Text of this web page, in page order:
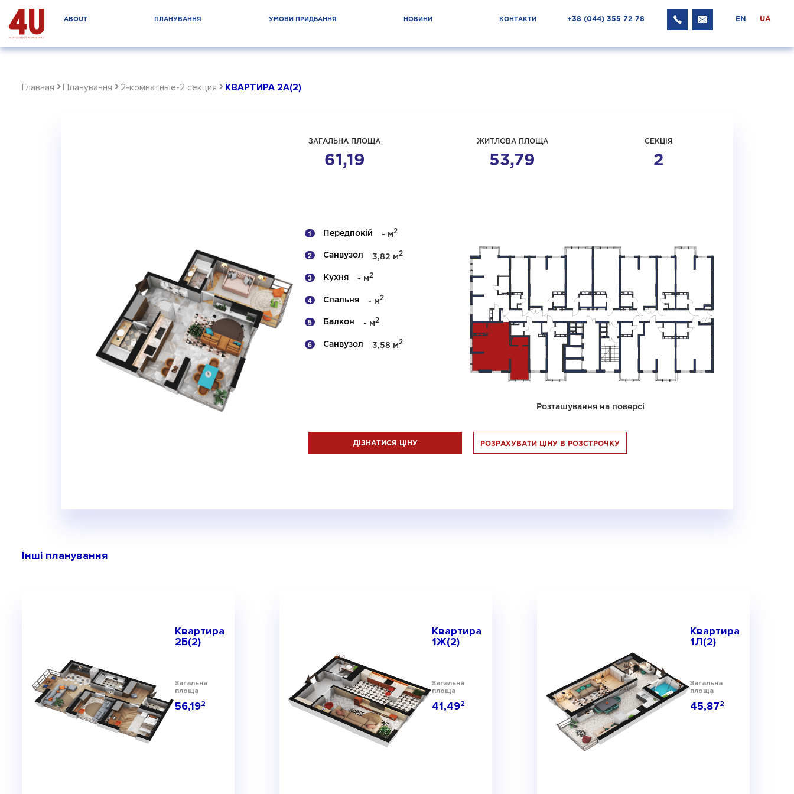
ABOUT ПЛАНУВАННЯ УМОВИ ПРИДБАННЯ НОВИНИ КОНТАКТИ +38 ‎(044) 355 72 78 EN UA
Главная ›Планування › 2-комнатные-2 секция › КВАРТИРА 2А(2)
ЗАГАЛЬНА ПЛОЩА
61,19
ЖИТЛОВА ПЛОЩА
53,79
СЕКЦІЯ
2
Передпокій - м2
Санвузол 3,82 м2
Кухня - м2
Спальня - м2
Балкон - м2
Санвузол 3,58 м2
Розташування на поверсі
ДІЗНАТИСЯ ЦІНУ РОЗРАХУВАТИ ЦІНУ В РОЗСТРОЧКУ
Інші планування
Квартира
2Б(2)
Загальна
площа
56,192
Квартира
1Ж(2)
Загальна
площа
41,492
Квартира
1Л(2)
Загальна
площа
45,872